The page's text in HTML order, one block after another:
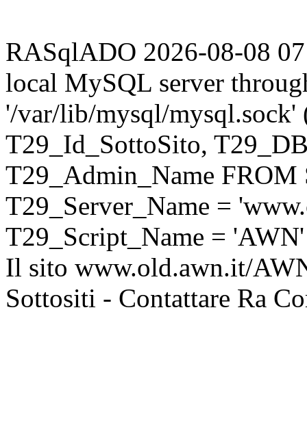
RASqlADO 2026-08-08
local MySQL server
'/var/lib/mysql/mysql.sock'
T29_Id_SottoSito,
T29_Admin_Name
T29_Server_Name =
T29_Script_Name = 'AWN'
Il sito www.old.awn.it/
Sottositi - Contattare Ra